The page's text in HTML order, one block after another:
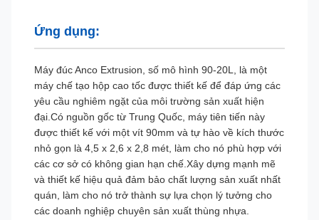
Ứng dụng:
Máy đúc Anco Extrusion, số mô hình 90-20L, là một
máy chế tạo hộp cao tốc được thiết kế để đáp ứng các
yêu cầu nghiêm ngặt của môi trường sản xuất hiện
đại.Có nguồn gốc từ Trung Quốc, máy tiên tiến này
được thiết kế với một vít 90mm và tự hào về kích thước
nhỏ gọn là 4,5 x 2,6 x 2,8 mét, làm cho nó phù hợp với
các cơ sở có không gian hạn chế.Xây dựng mạnh mẽ
và thiết kế hiệu quả đảm bảo chất lượng sản xuất nhất
quán, làm cho nó trở thành sự lựa chọn lý tưởng cho
các doanh nghiệp chuyên sản xuất thùng nhựa.